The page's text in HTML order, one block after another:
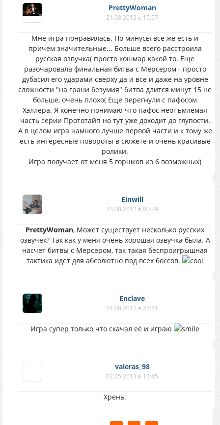
PrettyWoman
21.08.2012 в 15:57
Мне игра понравилась. Но минусы все же есть и
причем значительные... Больше всего расстроила
русская озвучка( просто кошмар какой то. Еще
разочаровала финальная битва с Мерсером - просто
дубасил его ударами сверху да и все и даже на уровне
сложности "на грани безумия" битва длится минут 15 не
больше, очень плохо( Еще перегнули с пафосом
Хэллера. Я конечно понимаю что пафос неотъмлемая
часть серии Прототайп но тут уже доходит до глупости.
А в целом игра намного лучше первой части и к тому же
есть интересные повороты в сюжете и очень красивые
ролики.
Игра получает от меня 5 горшков из 6 возможных)
Einwill
23.08.2012 в 00:29
PrettyWoman, Может существует несколько русских
озвучек? Так как у меня очень хорошая озвучка была. А
насчет битвы с Мерсером, так такая беспроигрышная
тактика идет для абсолютно под всех боссов.
Enclave
24.08.2012 в 22:51
Игра супер только что скачал её и играю
valeras_98
02.05.2013 в 13:45
Хрень.